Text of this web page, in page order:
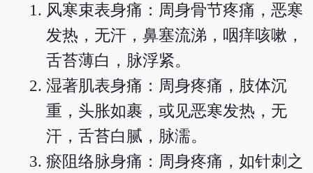
风寒束表身痛：周身骨节疼痛，恶寒
发热，无汗，鼻塞流涕，咽痒咳嗽，
舌苔薄白，脉浮紧。
湿著肌表身痛：周身疼痛，肢体沉
重，头胀如裹，或见恶寒发热，无
汗，舌苔白腻，脉濡。
瘀阻络脉身痛：周身疼痛，如针刺之